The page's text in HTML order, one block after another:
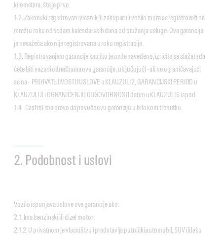
kilometara, šta je prvo.
1.2. Zakonski registrovani vlasnik ili zakupac ili vozilo mora se registrovati na
mreži u roku od sedam kalendarskih dana od pružanja usluge. Ova garancija
je nevažeća ako nije registrovana u roku registracije.
1.3. Registrovanjem garancije kao što je ovde navedeno, izričito se slažete da
ćete biti vezani odredbama ove garancije, uključujući - ali ne ograničavajući
se na - PRIHVATLJIVOSTI I USLOVE u KLAUZULI 2, GARANCIJSKI PERIOD u
KLAUZULI 3 i OGRANIČENJU ODGOVORNOSTI datim u KLAUZULI 6 ispod.
1.4 Castrol ima pravo da povuče ovu garanciju u bilo kom trenutku.
2. Podobnost i uslovi
Vozilo ispunjava uslove ove garancije ako:
2.1. Ima benzinski ili dizel motor;
2.1.2. U privatnom je vlasništvu i predstavlja putnički automobil, SUV ili lako